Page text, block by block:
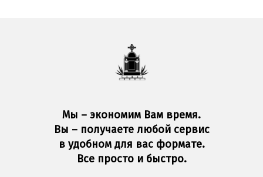
Мы – экономим Вам время.
Вы – получаете любой сервис
в удобном для вас формате.
Все просто и быстро.